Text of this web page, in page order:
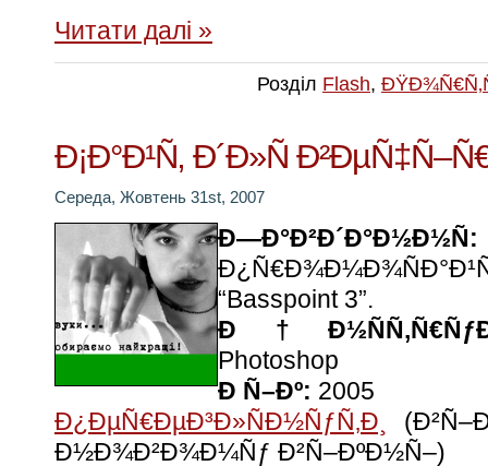
Читати далі »
Розділ Flash,
Ð¡Ð°Ð¹Ñ‚ Ð´Ð»Ñ
Середа, Жовтень 31st, 2007
Ð—Ð°Ð²Ð´Ð°Ð½Ð½Ñ:
“Basspoint 3”.
Photoshop
Ð Ñ–Ðº: 2005
Ð¿ÐµÑ€ÐµÐ³Ð»ÑÐ½ÑƒÑ‚Ð¸
Ð½Ð¾Ð²Ð¾Ð¼Ñƒ Ð²Ñ–ÐºÐ½Ñ–)